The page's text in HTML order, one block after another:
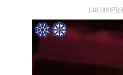
148,000円(